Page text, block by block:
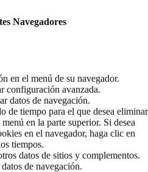
Navegadores
en el menú de su navegador.
configuración avanzada.
datos de navegación.
de tiempo para el que desea eliminar
en la parte superior. Si desea
en el navegador, haga clic en
tiempos.
datos de sitios y complementos.
de navegación.